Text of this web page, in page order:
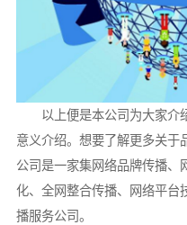
以上便是本公司为大家介
意义介绍。想要了解更多关于
公司是一家集网络品牌传播
化、全网整合传播、网络平台
播服务公司。